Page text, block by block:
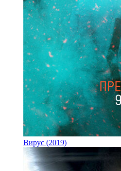
Вирус (2019)